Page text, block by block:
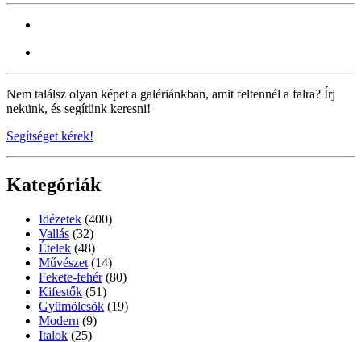
Nem találsz olyan képet a galériánkban, amit feltennél a falra? Írj
nekünk, és segítünk keresni!
Segítséget kérek!
Kategóriák
Idézetek (400)
Vallás (32)
Ételek (48)
Művészet (14)
Fekete-fehér (80)
Kifestők (51)
Gyümölcsök (19)
Modern (9)
Italok (25)